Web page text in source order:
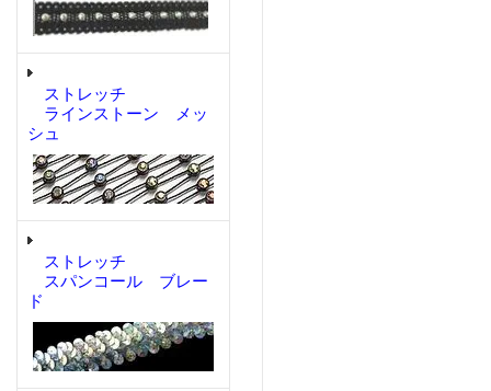
ストレッチ
ラインストーン メッ
シュ
ストレッチ
スパンコール ブレー
ド